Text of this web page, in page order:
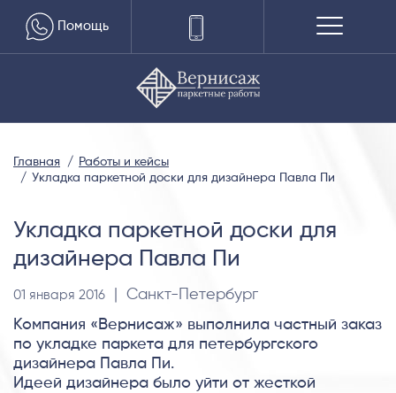
Помощь
Главная
Работы и кейсы
Укладка паркетной доски для дизайнера Павла Пи
Укладка паркетной доски для
дизайнера Павла Пи
01 января 2016 | Санкт-Петербург
Компания «Вернисаж» выполнила частный заказ
по укладке паркета для петербургского
дизайнера Павла Пи.
Идеей дизайнера было уйти от жесткой